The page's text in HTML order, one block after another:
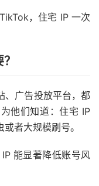
，住宅 IP 一次
、广告投放平台，都
他们知道：住宅 IP
者大规模刷号。
能显著降低账号风